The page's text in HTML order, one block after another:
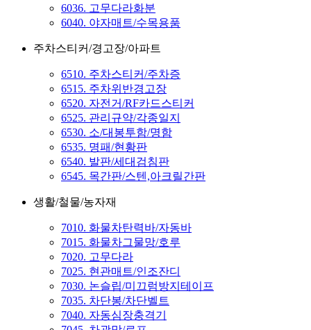
6036. 고무다라화분
6040. 야자매트/수목용품
주차스티커/경고장/아파트
6510. 주차스티커/주차증
6515. 주차위반경고장
6520. 자전거/RF카드스티커
6525. 관리규약/각종일지
6530. 소/대봉투함/명함
6535. 명패/현황판
6540. 발판/세대검침판
6545. 목간판/스텐,아크릴간판
생활/철물/농자재
7010. 화물차탄력바/자동바
7015. 화물차그물망/호루
7020. 고무다라
7025. 현관매트/인조잔디
7030. 논슬립/미끄럼방지테이프
7035. 차단봉/차단벨트
7040. 자동심장충격기